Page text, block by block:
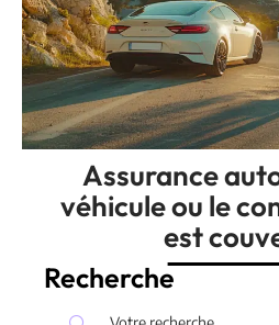
Assurance
véhicule ou le
est
Recherche